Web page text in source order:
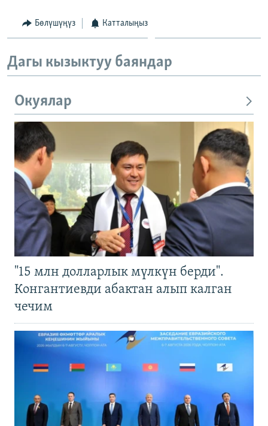
Бөлүшүңүз Катталыңыз
Дагы кызыктуу баяндар
Окуялар
"15 млн долларлык мүлкүн берди".
Конгантиевди абактан алып калган
чечим